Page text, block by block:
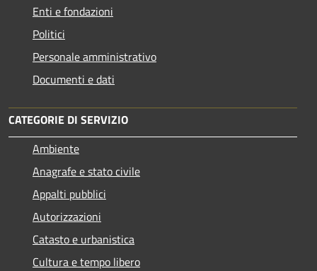
Enti e fondazioni
Politici
Personale amministrativo
Documenti e dati
CATEGORIE DI SERVIZIO
Ambiente
Anagrafe e stato civile
Appalti pubblici
Autorizzazioni
Catasto e urbanistica
Cultura e tempo libero